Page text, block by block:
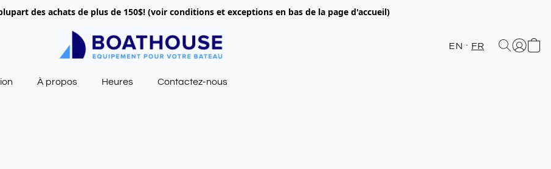
des achats de plus de 150$! (voir conditions et exceptions en bas de la page d'accueil)
EN FR
À propos Heures Contactez-nous